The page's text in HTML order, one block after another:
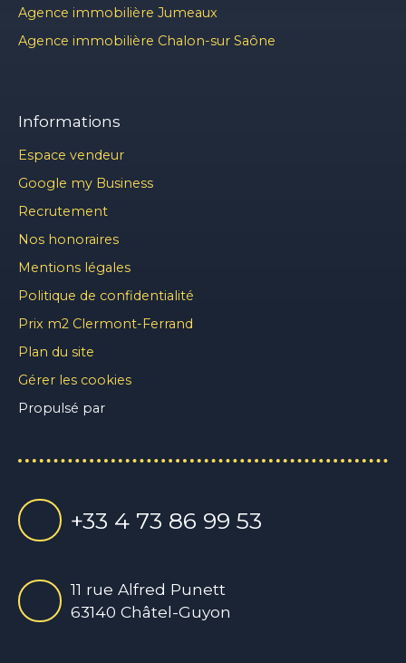
Agence immobilière Jumeaux
Agence immobilière Chalon-sur Saône
Informations
Espace vendeur
Google my Business
Recrutement
Nos honoraires
Mentions légales
Politique de confidentialité
Prix m2 Clermont-Ferrand
Plan du site
Gérer les cookies
Propulsé par
+33 4 73 86 99 53
11 rue Alfred Punett
63140 Châtel-Guyon